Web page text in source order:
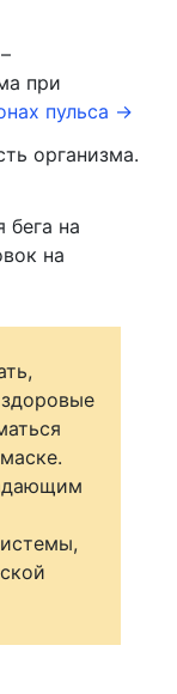
при
пульса →
организма.
бега на
на